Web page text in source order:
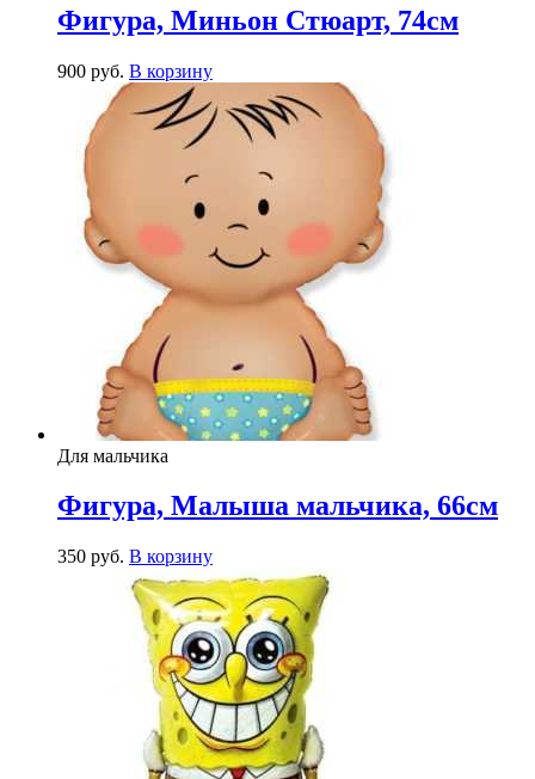
Фигура, Миньон Стюарт, 74см
900 руб. В корзину
Для мальчика
Фигура, Малыша мальчика, 66см
350 руб. В корзину